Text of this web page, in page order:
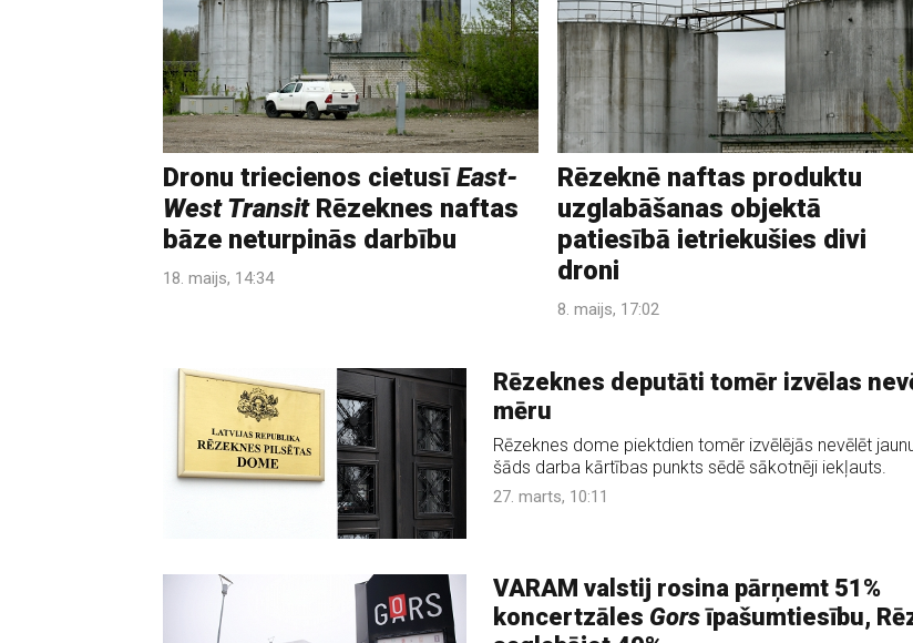
Dronu triecienos cietusīEast-
West TransitRēzeknes naftas
bāze neturpinās darbību
18. maijs, 14:34
Rēzeknē naftas produktu
uzglabāšanas objektā
patiesībā ietriekušies divi
droni
8. maijs, 17:02
Rēzeknes deputāti tomēr izvēlas
mēru
Rēzeknes dome piektdien tomēr izvēlējās nevēlēt
šāds darba kārtības punkts sēdē sākotnēji iekļauts.
27. marts, 10:11
VARAM valstij rosina pārņemt 51%
koncertzāles Gorsīpašumtiesību,